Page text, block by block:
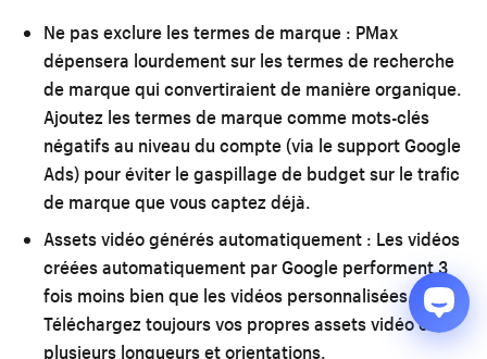
Ne pas exclure les termes de marque : PMax
dépensera lourdement sur les termes de recherche
de marque qui convertiraient de manière organique.
Ajoutez les termes de marque comme mots-clés
négatifs au niveau du compte (via le support Google
Ads) pour éviter le gaspillage de budget sur le trafic
de marque que vous captez déjà.
Assets vidéo générés automatiquement : Les vidéos
créées automatiquement par Google performent 3
fois moins bien que les vidéos personnalisées.
Téléchargez toujours vos propres assets vidéo en
plusieurs longueurs et orientations.